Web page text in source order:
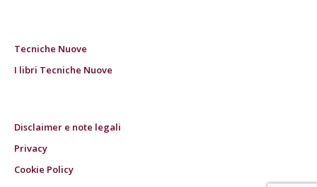
Tecniche Nuove
I libri Tecniche Nuove
Disclaimer e note legali
Privacy
Cookie Policy